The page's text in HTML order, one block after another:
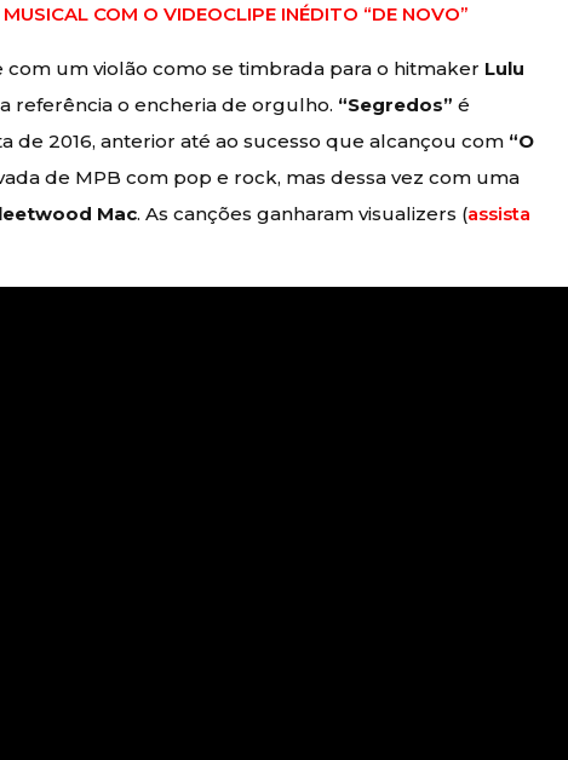
COM O VIDEOCLIPE INÉDITO “DE NOVO”
com um violão como se timbrada para o hitmaker Lulu
referência o encheria de orgulho. “Segredos”é
de 2016, anterior até ao sucesso que alcançou com “O
de MPB com pop e rock, mas dessa vez com uma
Mac. As canções ganharam visualizers (assista